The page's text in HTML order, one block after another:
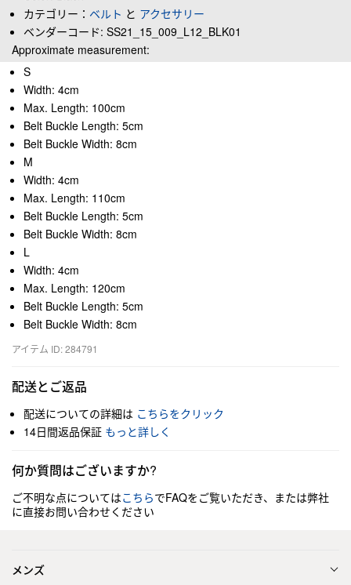
カテゴリー： ベルト と アクセサリー
ベンダーコード: SS21_15_009_L12_BLK01
Approximate measurement:
S
Width: 4cm
Max. Length: 100cm
Belt Buckle Length: 5cm
Belt Buckle Width: 8cm
M
Width: 4cm
Max. Length: 110cm
Belt Buckle Length: 5cm
Belt Buckle Width: 8cm
L
Width: 4cm
Max. Length: 120cm
Belt Buckle Length: 5cm
Belt Buckle Width: 8cm
アイテム ID: 284791
配送とご返品
配送についての詳細は こちらをクリック
14日間返品保証 もっと詳しく
何か質問はございますか?
ご不明な点についてはこちらでFAQをご覧いただき、または弊社
に直接お問い合わせください
メンズ